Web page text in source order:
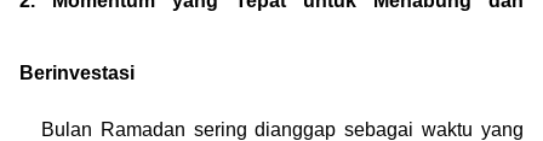
Berinvestasi
Bulan Ramadan sering dianggap sebagai waktu yang